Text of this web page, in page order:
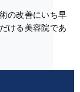
の改善にいち早
ける美容院であ